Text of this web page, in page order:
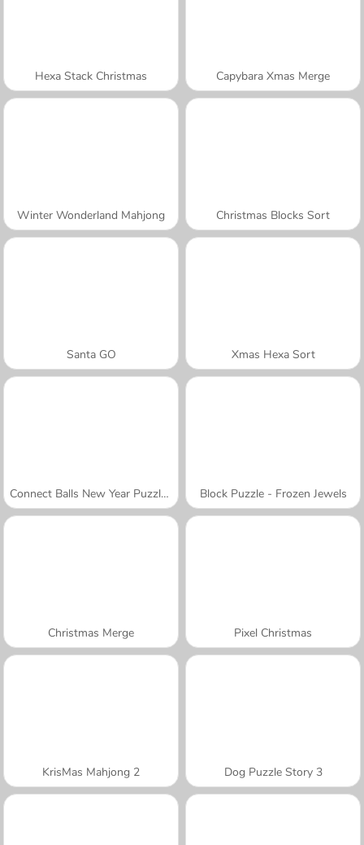
Hexa Stack Christmas Capybara Xmas Merge
Winter Wonderland Mahjong Christmas Blocks Sort
Santa GO Xmas Hexa Sort
Connect Balls New Year Puzzles! Block Puzzle - Frozen Jewels
Christmas Merge Pixel Christmas
KrisMas Mahjong 2 Dog Puzzle Story 3